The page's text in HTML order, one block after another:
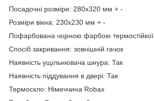
Посадочні розміри: 280x320 мм + -
Розміри вікна: 230х230 мм + -
Пофарбована чорною фарбою термостійкої
Спосіб закривання: зовнішній гачок
Наявність ущільнювача шнура: Так
Наявність піддування в двері: Так
Термоскло: Німеччина Robax